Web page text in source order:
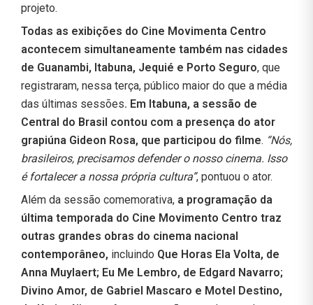
projeto.
Todas as exibições do Cine Movimenta Centro
acontecem simultaneamente também nas cidades
de Guanambi, Itabuna, Jequié e Porto Seguro, que
registraram, nessa terça, público maior do que a média
das últimas sessões. Em Itabuna, a sessão de
Central do Brasil contou com a presença do ator
grapiúna Gideon Rosa, que participou do filme. “Nós,
brasileiros, precisamos defender o nosso cinema. Isso
é fortalecer a nossa própria cultura”, pontuou o ator.
Além da sessão comemorativa, a programação da
última temporada do Cine Movimento Centro traz
outras grandes obras do cinema nacional
contemporâneo, incluindo Que Horas Ela Volta, de
Anna Muylaert; Eu Me Lembro, de Edgard Navarro;
Divino Amor, de Gabriel Mascaro e Motel Destino,